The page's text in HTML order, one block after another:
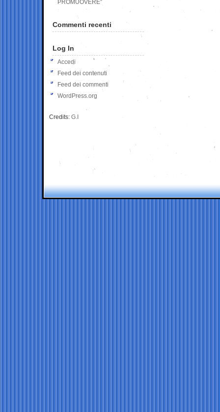
PROMUOVERE”
Commenti recenti
Log In
Accedi
Feed dei contenuti
Feed dei commenti
WordPress.org
Credits: G.I